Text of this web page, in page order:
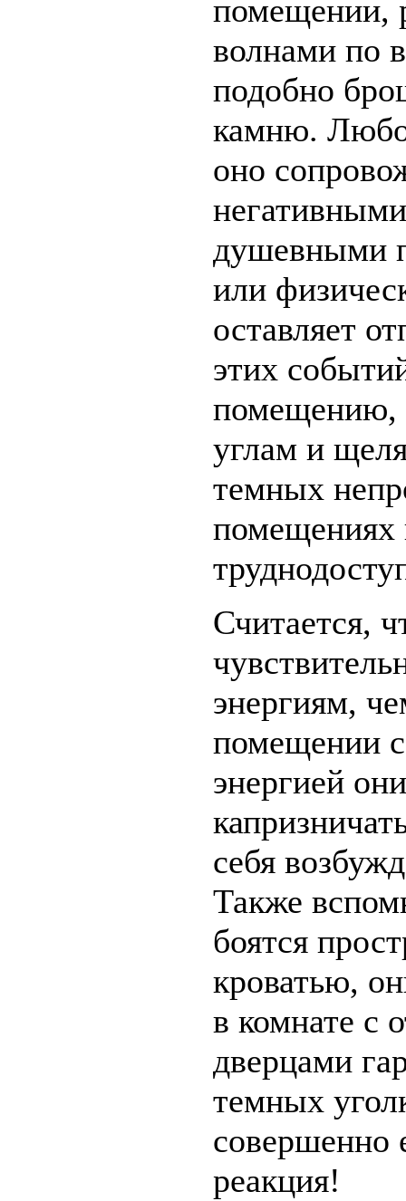
помещении,
волнами по
подобно
камню.
оно
душевными
или
оставляет
этих
помещению,
углам и
темных
помещениях
Считается,
энергиям,
помещении
энергией
себя
Также
боятся
кроватью,
в комнате с
дверцами
темных
совершенно
реакция!